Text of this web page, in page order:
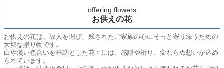
offering flowers
お供えの花
お供えの花は、故人を偲び、残されたご家族の心にそっと寄り添うための
大切な贈り物です。
白や淡い色合いを基調とした花々には、感謝や祈り、変わらぬ想いが込め
られています。